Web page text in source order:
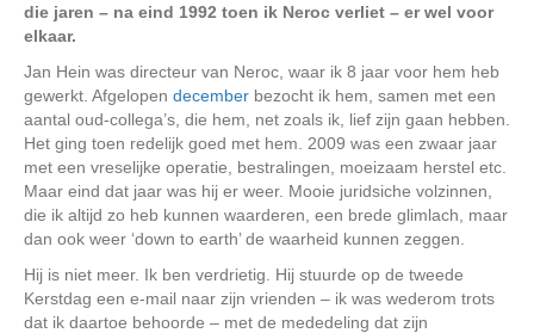
die jaren – na eind 1992 toen ik Neroc verliet – er wel voor
elkaar.
Jan Hein was directeur van Neroc, waar ik 8 jaar voor hem heb
gewerkt. Afgelopen december bezocht ik hem, samen met een
aantal oud-collega’s, die hem, net zoals ik, lief zijn gaan hebben.
Het ging toen redelijk goed met hem. 2009 was een zwaar jaar
met een vreselijke operatie, bestralingen, moeizaam herstel etc.
Maar eind dat jaar was hij er weer. Mooie juridsiche volzinnen,
die ik altijd zo heb kunnen waarderen, een brede glimlach, maar
dan ook weer ‘down to earth’ de waarheid kunnen zeggen.
Hij is niet meer. Ik ben verdrietig. Hij stuurde op de tweede
Kerstdag een e-mail naar zijn vrienden – ik was wederom trots
dat ik daartoe behoorde – met de mededeling dat zijn